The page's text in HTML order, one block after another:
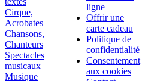
Cirque,
Acrobates
Chansons,
Chanteurs
Spectacles
musicaux
Musique
ligne
Offrir une
carte cadeau
Politique de
confidentialité
Consentement
aux cookies